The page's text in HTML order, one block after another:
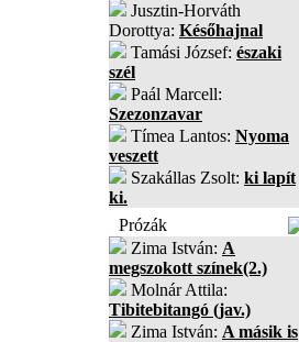
Jusztin-Horváth
Dorottya: Későhajnal
Tamási József: északi
szél
Paál Marcell:
Szezonzavar
Tímea Lantos: Nyoma
veszett
Szakállas Zsolt: ki lapít
ki.
Prózák
Zima István: A
megszokott színek(2.)
Molnár Attila:
Tibitebitangó (jav.)
Zima István: A másik is